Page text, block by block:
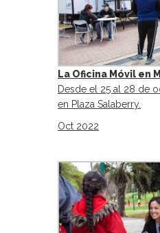
La Oficina Móvil en
Desde el 25 al 28 de
en Plaza Salaberry.
Oct 2022